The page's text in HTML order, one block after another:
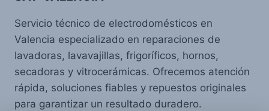
Servicio técnico de electrodomésticos en
Valencia especializado en reparaciones de
lavadoras, lavavajillas, frigoríficos, hornos,
secadoras y vitrocerámicas. Ofrecemos atención
rápida, soluciones fiables y repuestos originales
para garantizar un resultado duradero.